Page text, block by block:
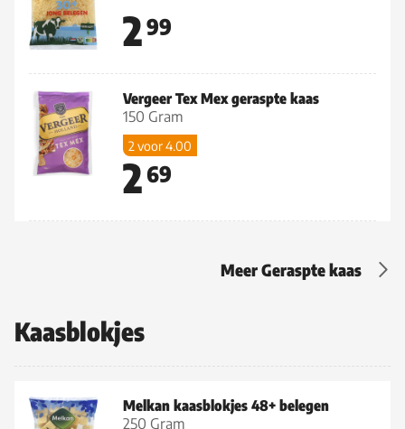
299
Vergeer Tex Mex geraspte kaas
150 Gram
2 voor 4.00
269
Meer Geraspte kaas
Kaasblokjes
Melkan kaasblokjes 48+ belegen
250 Gram